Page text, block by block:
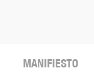
MANIFIESTO